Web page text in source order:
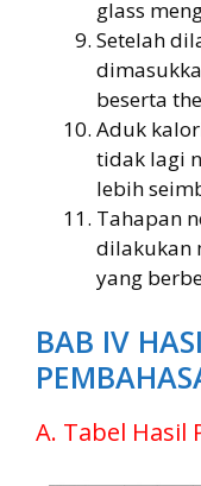
glass
Setelah
beserta
Aduk
tidak lagi
lebih
Tahapan
dilakukan
yang
BAB IV
A. Tabel Hasil